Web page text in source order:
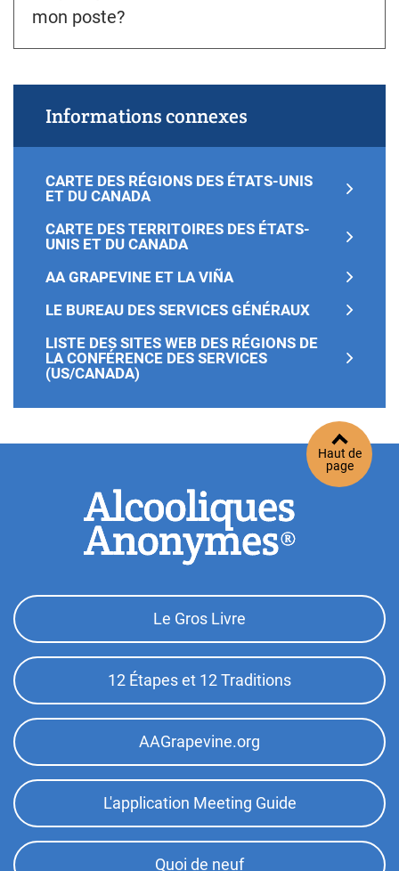
mon poste?
Informations connexes
CARTE DES RÉGIONS DES ÉTATS-UNIS
ET DU CANADA
CARTE DES TERRITOIRES DES ÉTATS-
UNIS ET DU CANADA
AA GRAPEVINE ET LA VIÑA
LE BUREAU DES SERVICES GÉNÉRAUX
LISTE DES SITES WEB DES RÉGIONS DE
LA CONFÉRENCE DES SERVICES
(US/CANADA)
Haut de
page
Footer
Top
Menu
Le Gros Livre
12 Étapes et 12 Traditions
AAGrapevine.org
L'application Meeting Guide
Quoi de neuf